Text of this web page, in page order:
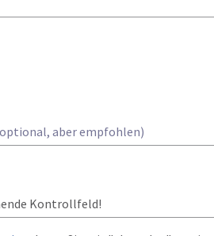
aber empfohlen)
Kontrollfeld!